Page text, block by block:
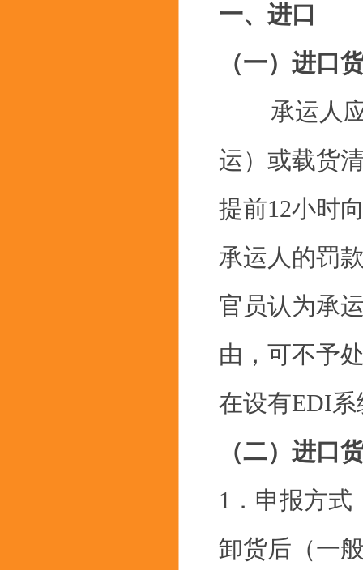
一、进口
（一）进口
承运人应
运）或载货
提前12小时
承运人的罚
官员认为承
由，可不予
在设有EDI
（二）进口
1．申报方式
卸货后（一